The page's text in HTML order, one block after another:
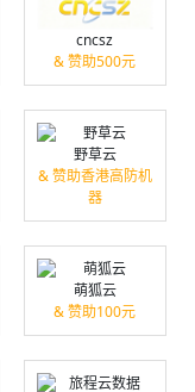
cncsz
& 赞助500元
野草云
& 赞助香港高防机
器
萌狐云
& 赞助100元